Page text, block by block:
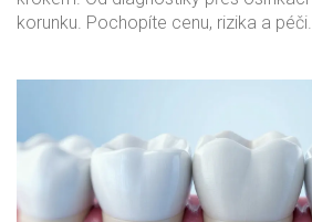
korunku. Pochopíte cenu, rizika a péči.